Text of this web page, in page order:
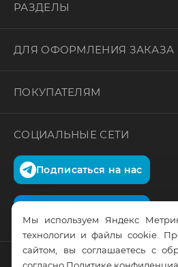
РАЗДЕЛЫ
ДЛЯ ОФОРМЛЕНИЯ ЗАКАЗА
ПОКУПАТЕЛЯМ
СОЦИАЛЬНЫЕ СЕТИ
Подписаться на нас
Мы используем Яндекс
технологии и файлы cookie.
сайтом, вы соглашаетесь с